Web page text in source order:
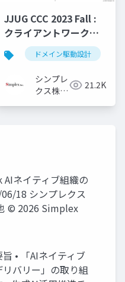
キャリア採用 pm採用
JJUG CCC 2023 Fall :
クライアントワークで
ドメイン駆動設計を活
用してみてた
ドメイン駆動設計
シンプレ
クス株式
21.2K
AIネイティブ組織の
18 シンプレクス
© 2026 Simplex
• 「AIネイティブ
バリー」の取り組